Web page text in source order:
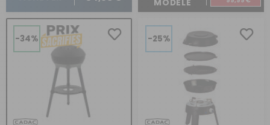
MODÈLE
-34% -25%